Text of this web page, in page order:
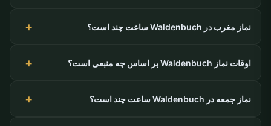
نماز مغرب در Waldenbuch ساعت چند است؟
اوقات نماز Waldenbuch بر اساس چه منبعی است؟
نماز جمعه در Waldenbuch ساعت چند است؟